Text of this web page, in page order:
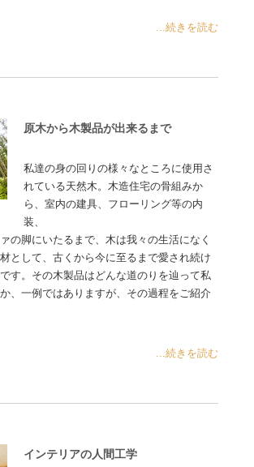
...続きを読む
原木から木製品が出来るまで
私達の身の回りの様々なところに使用さ
れている天然木。木造住宅の骨組みか
ら、室内の建具、フローリング等の内
装、
の脚にいたるまで、木は我々の生活になく
として、古くから今に至るまで愛され続け
す。その木製品はどんな道のりを辿って私
、一例ではありますが、その過程をご紹介
...続きを読む
インテリアの人間工学